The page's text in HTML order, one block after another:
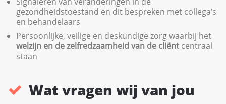
gezondheidstoestand en dit bespreken met collega’s
en behandelaars
Persoonlijke, veilige en deskundige zorg waarbij het
welzijn en de zelfredzaamheid van de cliënt centraal
staan
Wat vragen wij van jou